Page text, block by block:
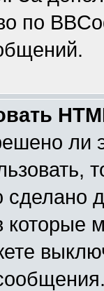
по
сделано